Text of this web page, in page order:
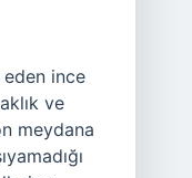
eden ince
ve
meydana